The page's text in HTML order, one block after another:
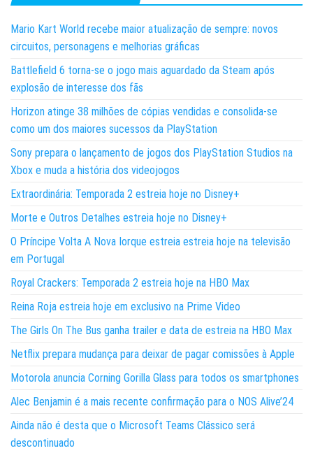
Mario Kart World recebe maior atualização de sempre: novos
circuitos, personagens e melhorias gráficas
Battlefield 6 torna-se o jogo mais aguardado da Steam após
explosão de interesse dos fãs
Horizon atinge 38 milhões de cópias vendidas e consolida-se
como um dos maiores sucessos da PlayStation
Sony prepara o lançamento de jogos dos PlayStation Studios na
Xbox e muda a história dos videojogos
Extraordinária: Temporada 2 estreia hoje no Disney+
Morte e Outros Detalhes estreia hoje no Disney+
O Príncipe Volta A Nova Iorque estreia estreia hoje na televisão
em Portugal
Royal Crackers: Temporada 2 estreia hoje na HBO Max
Reina Roja estreia hoje em exclusivo na Prime Video
The Girls On The Bus ganha trailer e data de estreia na HBO Max
Netflix prepara mudança para deixar de pagar comissões à Apple
Motorola anuncia Corning Gorilla Glass para todos os smartphones
Alec Benjamin é a mais recente confirmação para o NOS Alive’24
Ainda não é desta que o Microsoft Teams Clássico será
descontinuado